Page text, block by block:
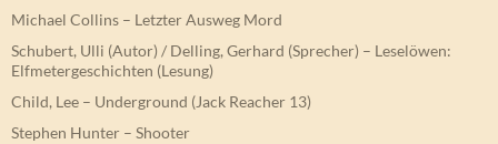
Michael Collins – Letzter Ausweg Mord
Schubert, Ulli (Autor) / Delling, Gerhard (Sprecher) – Leselöwen:
Elfmetergeschichten (Lesung)
Child, Lee – Underground (Jack Reacher 13)
Stephen Hunter – Shooter